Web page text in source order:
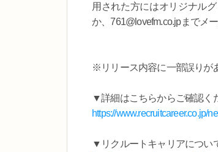
用された方にはオリジナル
か、761@lovefm.co.jpまでメ
※リリース内容に一部誤りが
▼詳細はこちらからご確認く
https://www.recruitcareer.co.jp/
▼リクルートキャリアについ